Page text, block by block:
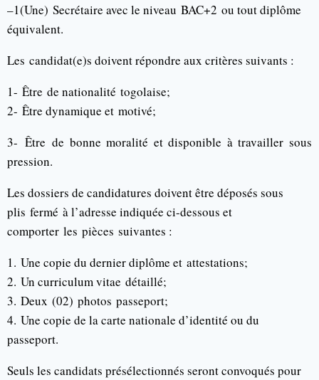
–1(Une) Secrétaire avec le niveau BAC+2 ou tout diplôme
équivalent.
Les candidat(e)s doivent répondre aux critères suivants :
1- Être de nationalité togolaise;
2- Être dynamique et motivé;
3- Être de bonne moralité et disponible à travailler sous
pression.
Les dossiers de candidatures doivent être déposés sous
plis fermé à l’adresse indiquée ci-dessous et
comporter les pièces suivantes :
1. Une copie du dernier diplôme et attestations;
2. Un curriculum vitae détaillé;
3. Deux (02) photos passeport;
4. Une copie de la carte nationale d’identité ou du
passeport.
Seuls les candidats présélectionnés seront convoqués pour